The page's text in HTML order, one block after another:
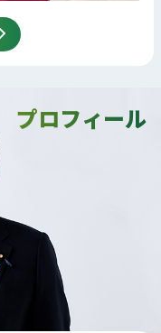
プロフィール